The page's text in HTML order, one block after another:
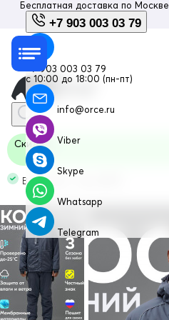
Бесплатная доставка по Москве
+7 903 003 03 79
+7 903 003 03 79
с 10:00 до 18:00 (пн-пт)
info@orce.ru
Viber
Skype
Whatsapp
Telegram
Скидка
В наличии Код: 383TC